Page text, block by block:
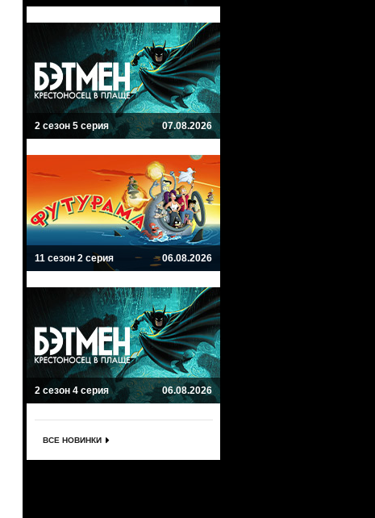
2 сезон 5 серия 07.08.2026
11 сезон 2 серия 06.08.2026
2 сезон 4 серия 06.08.2026
ВСЕ НОВИНКИ